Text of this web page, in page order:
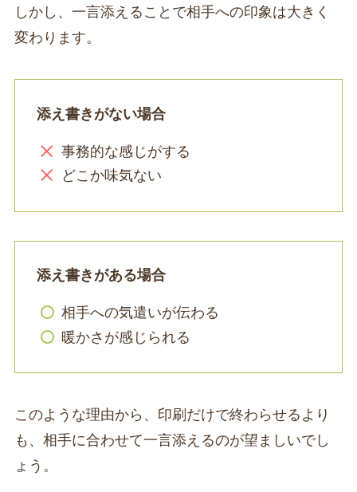
しかし、一言添えることで相手への印象は大きく
変わります。
添え書きがない場合
事務的な感じがする
どこか味気ない
添え書きがある場合
相手への気遣いが伝わる
暖かさが感じられる
このような理由から、印刷だけで終わらせるより
も、相手に合わせて一言添えるのが望ましいでし
ょう。